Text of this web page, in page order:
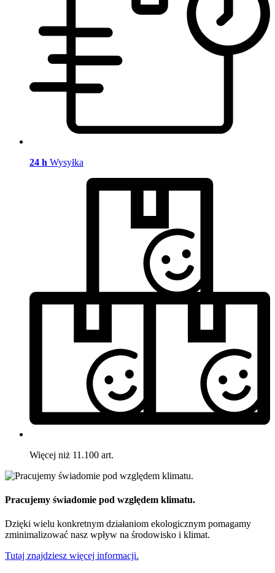
24 h Wysyłka
Więcej niż 11.100 art.
Pracujemy świadomie pod względem klimatu.
Dzięki wielu konkretnym działaniom ekologicznym pomagamy
zminimalizować nasz wpływ na środowisko i klimat.
Tutaj znajdziesz więcej informacji.